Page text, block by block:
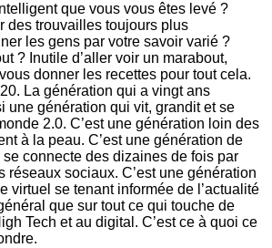
que vous vous êtes levé ?
des trouvailles toujours plus
les gens par votre savoir varié ?
? Inutile d’aller voir un marabout,
donner les recettes pour tout cela.
La génération qui a vingt ans
une génération qui vit, grandit et se
2.0. C’est une génération loin des
à la peau. C’est une génération de
connecte des dizaines de fois par
réseaux sociaux. C’est une génération
virtuel se tenant informée de l’actualité
que sur tout ce qui touche de
Tech et au digital. C’est ce à quoi ce